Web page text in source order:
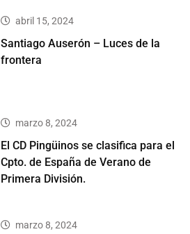
abril 15, 2024
Santiago Auserón – Luces de la
frontera
marzo 8, 2024
El CD Pingüinos se clasifica para el
Cpto. de España de Verano de
Primera División.
marzo 8, 2024